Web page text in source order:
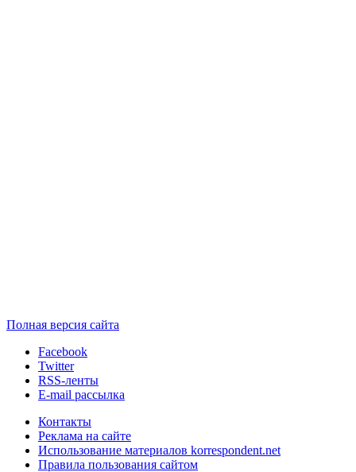
Полная версия сайта
Facebook
Twitter
RSS-ленты
E-mail рассылка
Контакты
Реклама на сайте
Использование материалов korrespondent.net
Правила пользования сайтом